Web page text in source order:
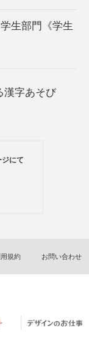
生部門《学生
漢字あそび
にて
規約 お問い合わせ